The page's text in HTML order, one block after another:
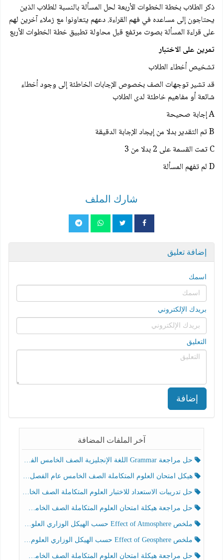
ذكر الطلاب بخطة الخطوات الأربعة لحل المسألة بالنسبة للطلاب الذين
يحتاجون إلى مساعده في فهم القراءة. دعهم يتعاونوا مع زملاء آخرين لهم
على قراءة المسألة بصوت مرتفع قبل محاولة تطبيق خطة الخطوات الأربع
تمرين على الاختبار
تشخیص أخطاء الطلاب
قد تشير توجهات الصف بخصوص الإجابات الخاطئة إلى وجود أخطاء
شائعة أو مفاهیم خاطئة لدى الطلاب
A إجابة صحيحة
B تم التقدير بدلا من إيجاد الإجابة الدقيقة
C تمت القسمة على 2 بدلا من 3
D لم تفهم المسألة
شارك الملف
إضافة تعليق
اسمك
بريدك الإلكتروني
التعليق
إضافة
آخر الملفات المضافة
حل مراجعة Grammar اللغة الإنجليزية الصف الخامس الفصل الثالث
هيكل امتحان العلوم المتكاملة الصف الخامس عام الفصل الدراسي الثالث 2025-2026
حل تدريبات الاستعداد للاختبار العلوم المتكاملة الصف الخامس عام الفصل الثالث
حل مراجعة هيكلة امتحان العلوم المتكاملة الصف الخامس انسبير الفصل الثالث
ملخص Effect of Atmosphere حسب الهيكل الوزاري العلوم المتكاملة الصف الخامس انسبير الفصل الثالث
ملخص Effect of Geosphere حسب الهيكل الوزاري العلوم المتكاملة الصف الخامس انسبير الفصل الثالث
حل مراجعة هيكلة امتحان العلوم المتكاملة الصف الخامس عام الفصل الثالث